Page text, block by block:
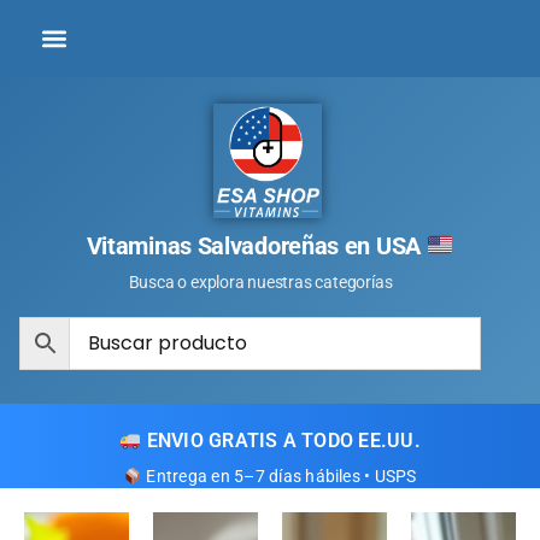
Vitaminas Salvadoreñas en USA
Busca o explora nuestras categorías
ENVIO GRATIS A TODO EE.UU.
Entrega en 5–7 días hábiles • USPS